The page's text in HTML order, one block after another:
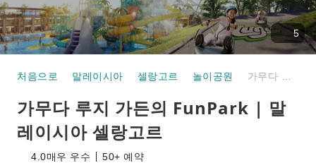
5
처음으로 말레이시아 셀랑고르 놀이공원
가무다 루지 가든의 FunPark | 말
레이시아 셀랑고르
4.0매우 우수 50+ 예약